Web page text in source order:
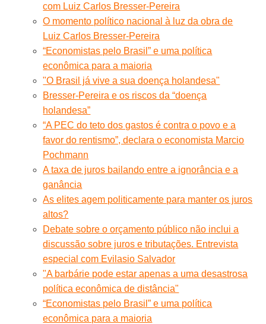
com Luiz Carlos Bresser-Pereira
O momento político nacional à luz da obra de
Luiz Carlos Bresser-Pereira
“Economistas pelo Brasil” e uma política
econômica para a maioria
"O Brasil já vive a sua doença holandesa"
Bresser-Pereira e os riscos da “doença
holandesa”
“A PEC do teto dos gastos é contra o povo e a
favor do rentismo”, declara o economista Marcio
Pochmann
A taxa de juros bailando entre a ignorância e a
ganância
As elites agem politicamente para manter os juros
altos?
Debate sobre o orçamento público não inclui a
discussão sobre juros e tributações. Entrevista
especial com Evilasio Salvador
"A barbárie pode estar apenas a uma desastrosa
política econômica de distância"
“Economistas pelo Brasil” e uma política
econômica para a maioria